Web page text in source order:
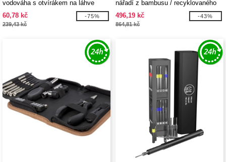
vodováha s otvírákem na láhve
60,78 kč
239,43 kč
-75%
nářadí z bambusu / recyklovaného
plastu
496,19 kč
864,81 kč
-43%